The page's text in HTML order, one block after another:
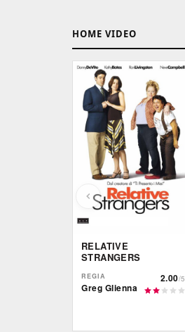
HOME VIDEO
RELATIVE
STRANGERS
REGIA
Greg Glienna
2.00/5